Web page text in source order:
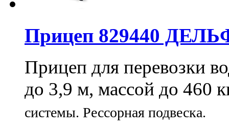
Прицеп 829440
Прицеп для перевозки
до 3,9 м, массой до 460
системы. Рессорная подвеска.